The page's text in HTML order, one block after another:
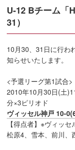
U-12 Bチーム「
31）
10月30、31日に行わ
知らせいたします。
<予選リーグ第1試合>
2010年10月30日(土
分×3ピリオド
ヴィッセル神戸 10-
【得点者】※ヴィッセ
松原4、雪本、前川、